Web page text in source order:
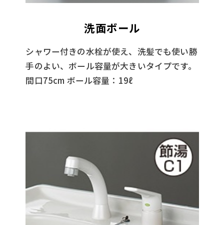
洗面ボール
シャワー付きの水栓が使え、洗髪でも使い勝
手のよい、ボール容量が大きいタイプです。
間口75cm ボール容量：19ℓ